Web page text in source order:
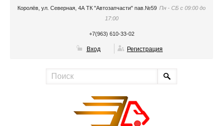
Королёв, ул. Северная, 4А ТК "Автозапчасти" пав.№59 Пн - СБ с 09:00 до
17:00
+7(963) 610-33-02
Вход Регистрация